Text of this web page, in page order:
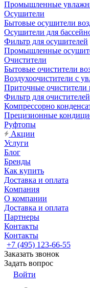
Промышленные
Осушители
Бытовые осушители
Осушители для
Фильтр для осушителей
Промышленные
Очистители
Бытовые очистители
Воздухоочистители с
Приточные очистители
Фильтр для очистителей
Компрессорно
Прецизионные
Руфтопы
Акции
Услуги
Блог
Бренды
Как купить
Доставка и оплата
Компания
О компании
Доставка и оплата
Партнеры
Контакты
Контакты
+7 (495) 123-66-55
Заказать звонок
Задать вопрос
Войти